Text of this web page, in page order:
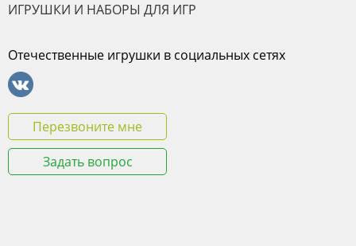
ИГРУШКИ И НАБОРЫ ДЛЯ ИГР
Отечественные игрушки в социальных сетях
Перезвоните мне
Задать вопрос